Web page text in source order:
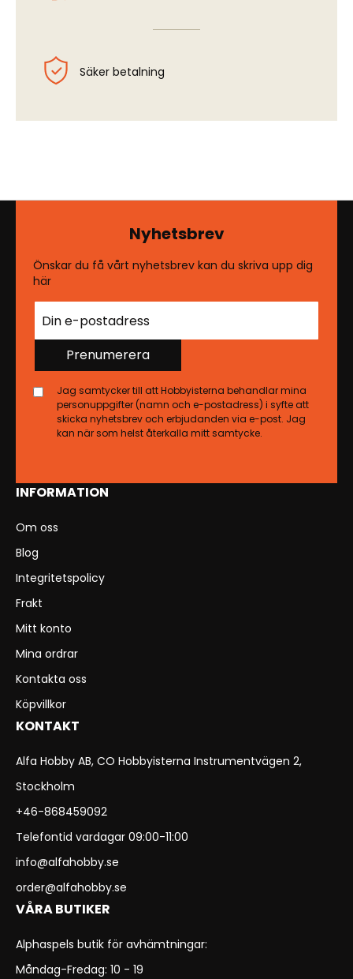
Säker betalning
INFORMATION
Om oss
Blog
Integritetspolicy
Frakt
Mitt konto
Mina ordrar
Kontakta oss
Köpvillkor
KONTAKT
Alfa Hobby AB, CO Hobbyisterna Instrumentvägen 2,
Stockholm
+46-868459092
Telefontid vardagar 09:00-11:00
info@alfahobby.se
order@alfahobby.se
VÅRA BUTIKER
Alphaspels butik för avhämtningar:
Måndag-Fredag: 10 - 19
Nyhetsbrev
Önskar du få vårt nyhetsbrev kan du skriva upp dig
här
Prenumerera
Jag samtycker till att Hobbyisterna behandlar mina
personuppgifter (namn och e-postadress) i syfte att
skicka nyhetsbrev och erbjudanden via e-post. Jag
kan när som helst återkalla mitt samtycke.